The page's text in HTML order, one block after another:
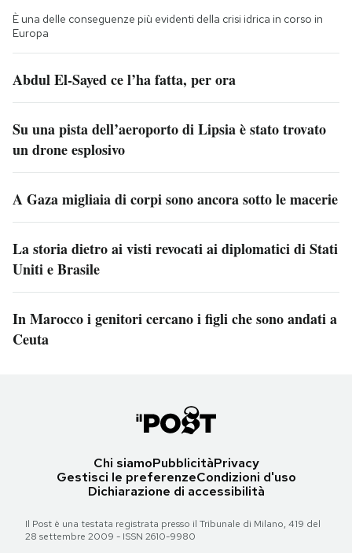
È una delle conseguenze più evidenti della crisi idrica in corso in
Europa
Abdul El-Sayed ce l’ha fatta, per ora
Su una pista dell’aeroporto di Lipsia è stato trovato
un drone esplosivo
A Gaza migliaia di corpi sono ancora sotto le macerie
La storia dietro ai visti revocati ai diplomatici di Stati
Uniti e Brasile
In Marocco i genitori cercano i figli che sono andati a
Ceuta
Chi siamoPubblicitàPrivacy
Gestisci le preferenzeCondizioni d'uso
Dichiarazione di accessibilità
Il Post è una testata registrata presso il Tribunale di Milano, 419 del
28 settembre 2009 - ISSN 2610-9980